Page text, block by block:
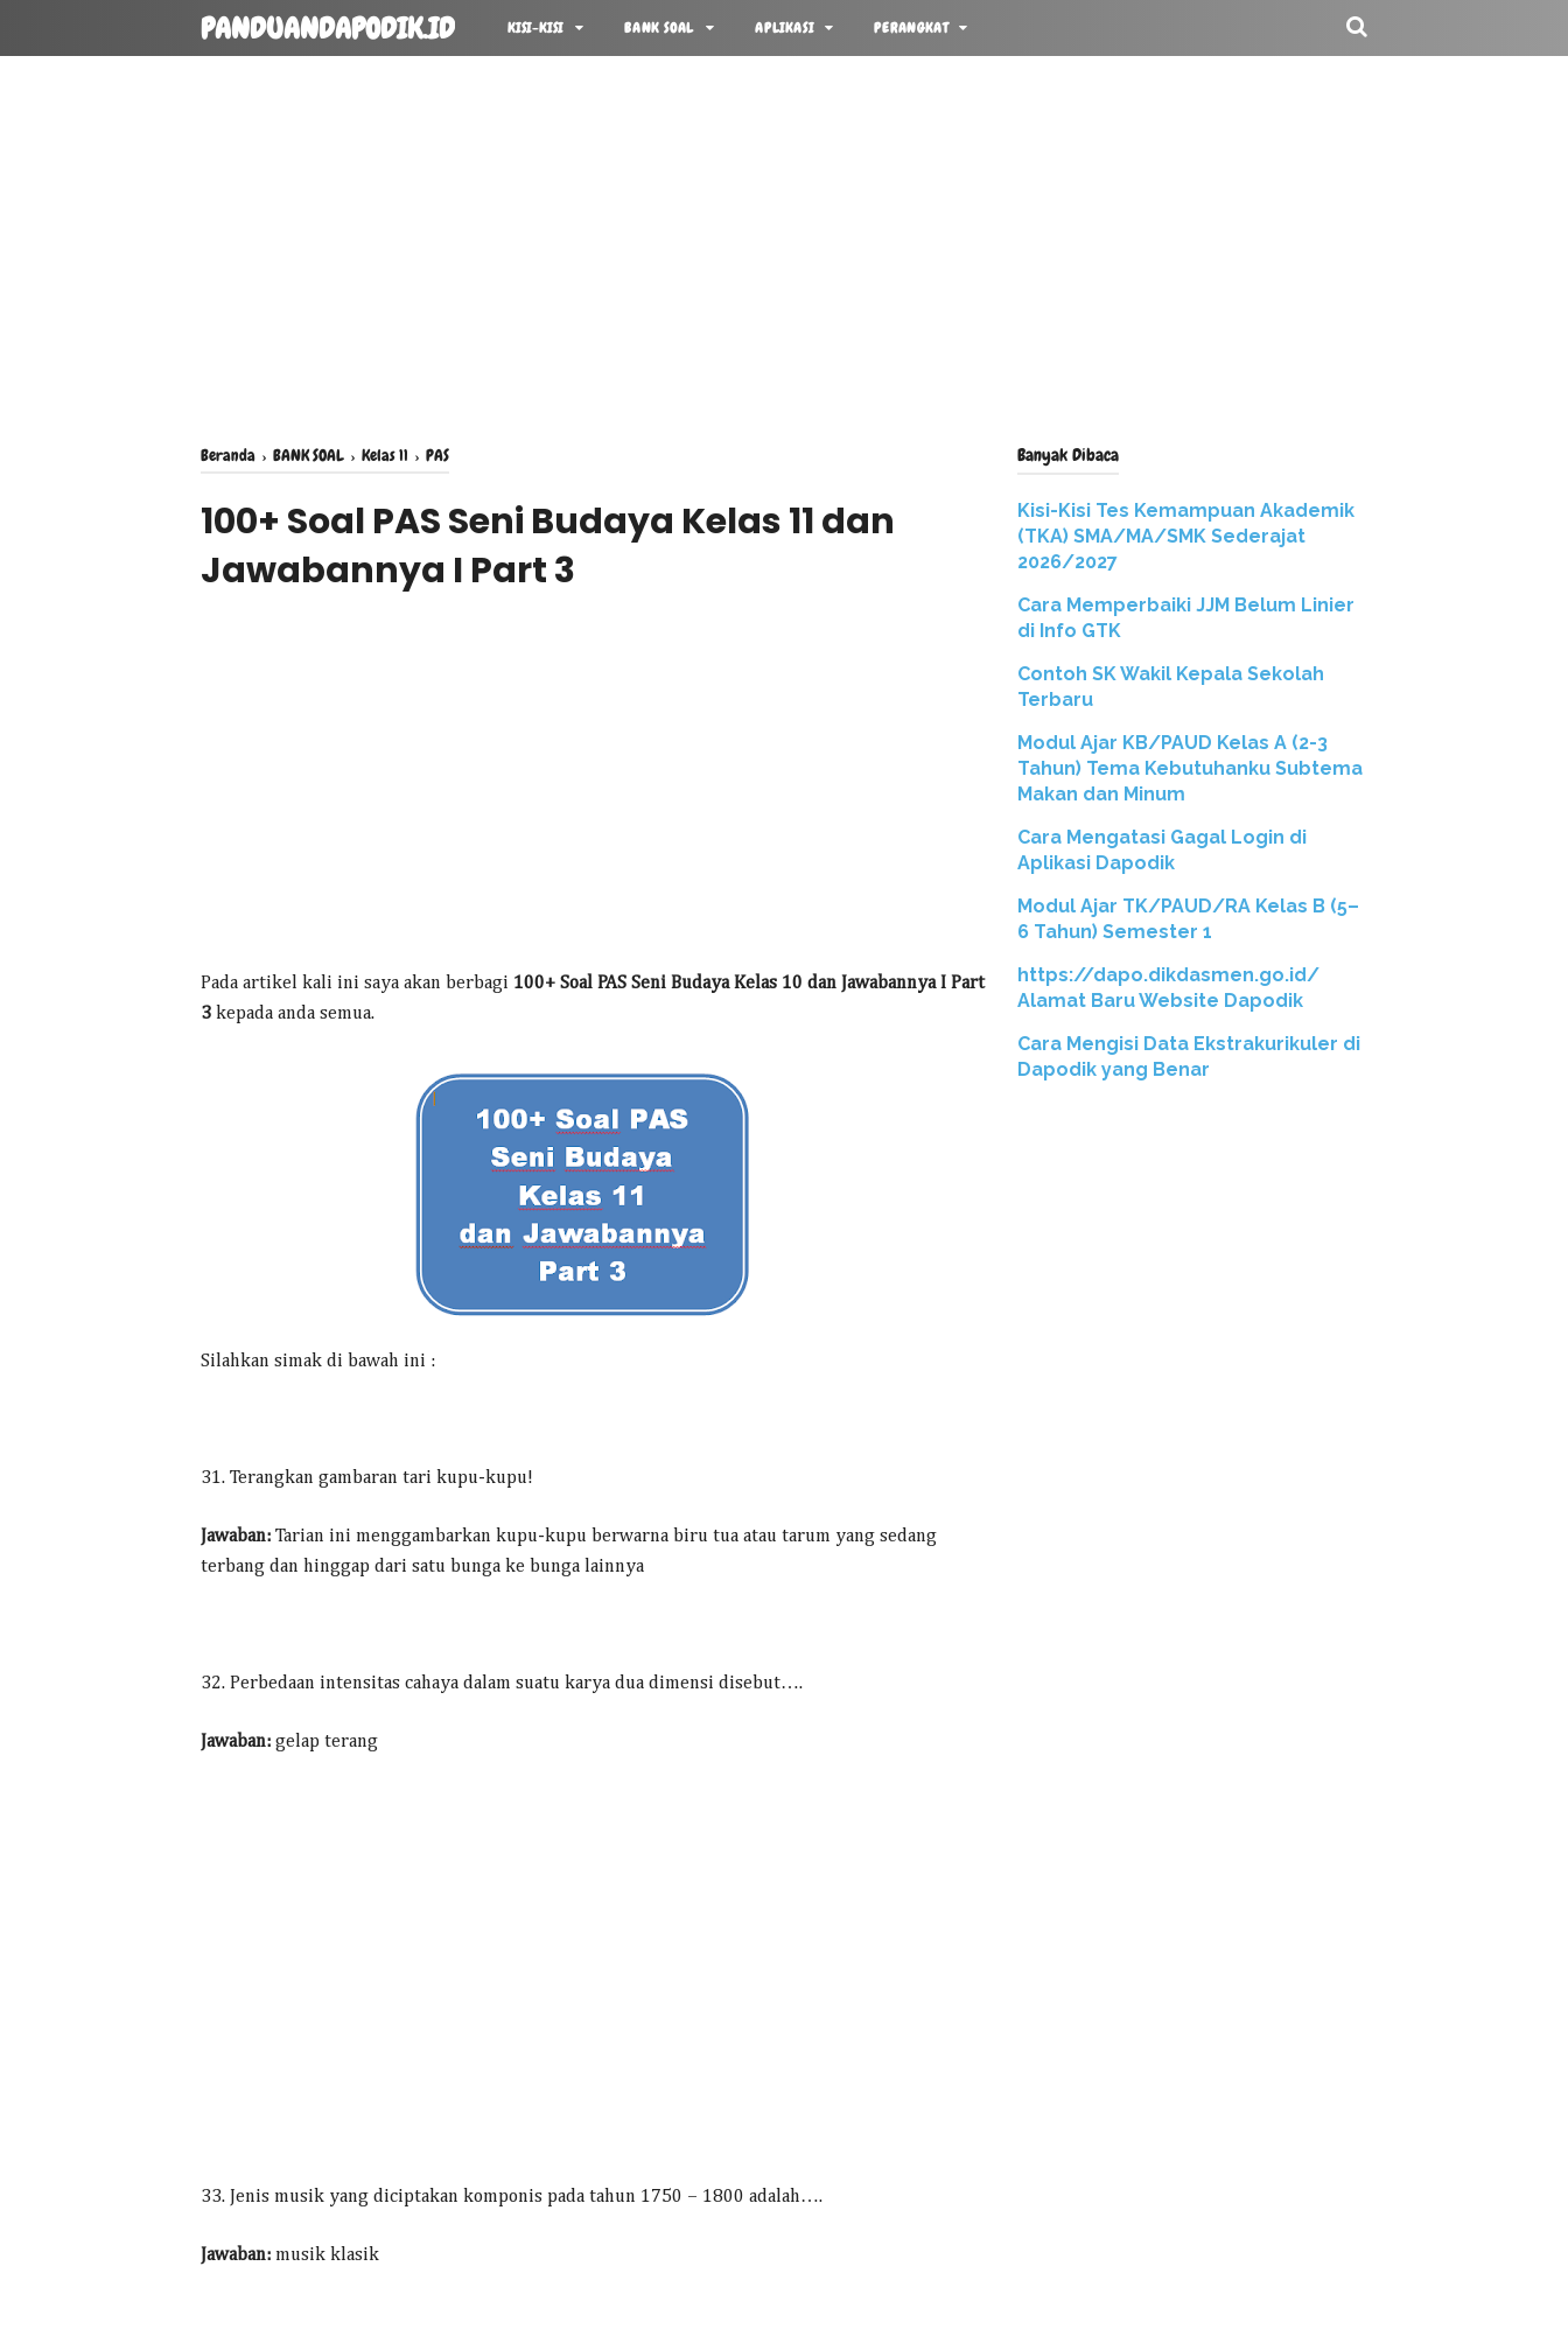
PANDUANDAPODIK.ID KISI-KISI BANK SOAL APLIKASI PERANGKAT
Beranda › BANK SOAL › Kelas 11 › PAS
100+ Soal PAS Seni Budaya Kelas 11 dan
Jawabannya I Part 3
Pada artikel kali ini saya akan berbagi 100+ Soal PAS Seni Budaya Kelas 10 dan Jawabannya I Part
3 kepada anda semua.
Silahkan simak di bawah ini :
31. Terangkan gambaran tari kupu-kupu!
Jawaban: Tarian ini menggambarkan kupu-kupu berwarna biru tua atau tarum yang sedang
terbang dan hinggap dari satu bunga ke bunga lainnya
32. Perbedaan intensitas cahaya dalam suatu karya dua dimensi disebut….
Jawaban: gelap terang
33. Jenis musik yang diciptakan komponis pada tahun 1750 – 1800 adalah….
Jawaban: musik klasik
Banyak Dibaca
Kisi-Kisi Tes Kemampuan Akademik
(TKA) SMA/MA/SMK Sederajat
2026/2027
Cara Memperbaiki JJM Belum Linier
di Info GTK
Contoh SK Wakil Kepala Sekolah
Terbaru
Modul Ajar KB/PAUD Kelas A (2-3
Tahun) Tema Kebutuhanku Subtema
Makan dan Minum
Cara Mengatasi Gagal Login di
Aplikasi Dapodik
Modul Ajar TK/PAUD/RA Kelas B (5–
6 Tahun) Semester 1
https://dapo.dikdasmen.go.id/
Alamat Baru Website Dapodik
Cara Mengisi Data Ekstrakurikuler di
Dapodik yang Benar